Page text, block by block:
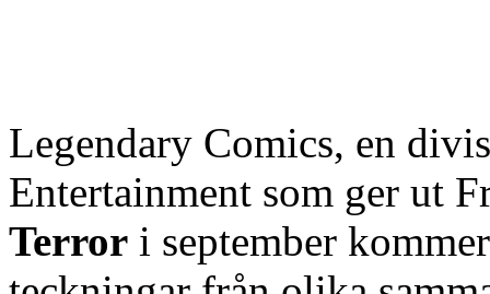
Legendary Comics, en
Entertainment som ger ut
Terror i september